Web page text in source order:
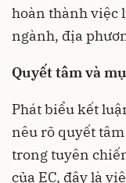
hoàn thành việc
ngành, địa
Quyết tâm và
Phát biểu kết
nêu rõ quyết
trong tuyên
của EC, đây là